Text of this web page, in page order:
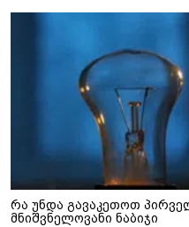
რა უნდა გავაკეთოთ
მნიშვნელოვანი ნაბიჯი